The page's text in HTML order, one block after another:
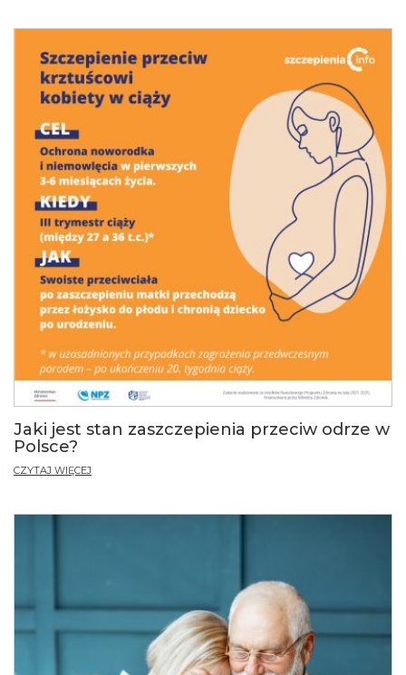
Jaki jest stan zaszczepienia przeciw odrze w
Polsce?
CZYTAJ WIĘCEJ